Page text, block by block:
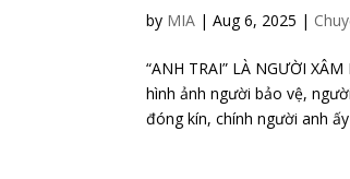
by MIA |Aug 6, 2025 |
“ANH TRAI” LÀ NGƯỜI
hình ảnh người bảo vệ,
đóng kín, chính người anh ấy